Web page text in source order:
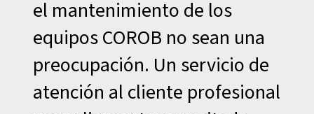
el mantenimiento de los
equipos COROB no sean una
preocupación. Un servicio de
atención al cliente profesional